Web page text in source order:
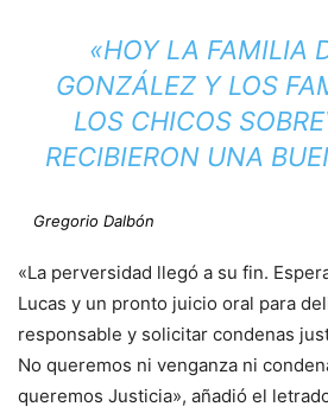
«HOY LA FAMILIA
GONZÁLEZ Y LOS
LOS CHICOS
RECIBIERON UNA
Gregorio Dalbón
«La perversidad llegó a su fin.
Lucas y un pronto juicio oral para
responsable y solicitar condenas
No queremos ni venganza ni
queremos Justicia», añadió el